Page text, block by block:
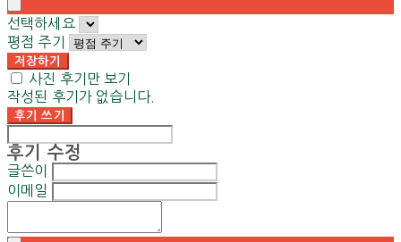
선택하세요
평점 주기
저장하기
사진 후기만 보기
작성된 후기가 없습니다.
후기 쓰기
후기 수정
글쓴이
이메일